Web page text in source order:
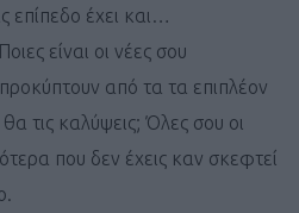
έχει και…
είναι οι νέες σου
από τα τα επιπλέον
τις καλύψεις; Όλες σου οι
που δεν έχεις καν σκεφτεί